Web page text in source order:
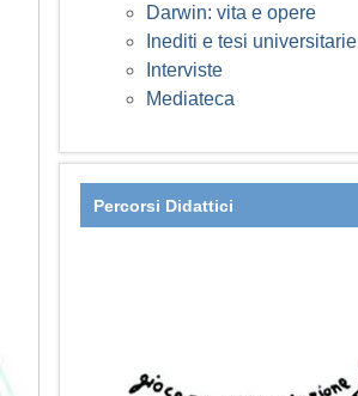
Darwin: vita e opere
Inediti e tesi universitarie
Interviste
Mediateca
Percorsi Didattici